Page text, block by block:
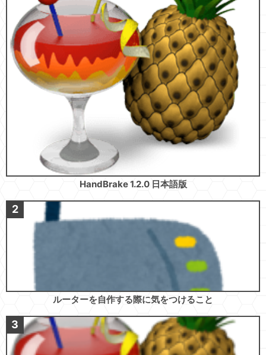
HandBrake 1.2.0 日本語版
ルーターを自作する際に気をつけること